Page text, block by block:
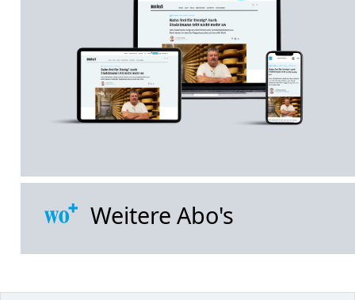
Weitere Abo's